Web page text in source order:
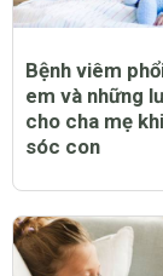
Bệnh viêm
em và những
cho cha mẹ
sóc con